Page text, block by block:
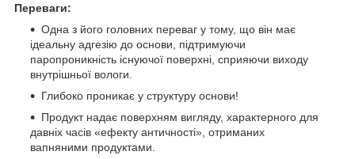
Переваги:
Одна з його головних переваг у тому, що він має
ідеальну адгезію до основи, підтримуючи
паропроникність існуючої поверхні, сприяючи виходу
внутрішньої вологи.
Глибоко проникає у структуру основи!
Продукт надає поверхням вигляду, характерного для
давніх часів «ефекту античності», отриманих
вапняними продуктами.